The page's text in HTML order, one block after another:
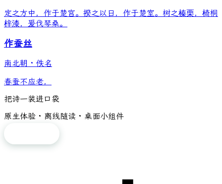
定之方中，作于楚宫。揆之以日，作于楚室。树之榛栗，椅桐
梓漆，爰伐琴桑。
作蚕丝
南北朝 · 佚名
春蚕不应老，
把诗一装进口袋
原生体验 · 离线随读 · 桌面小组件